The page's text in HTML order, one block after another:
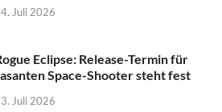
Juli 2026
Eclipse: Release-Termin für
Space-Shooter steht fest
Juli 2026